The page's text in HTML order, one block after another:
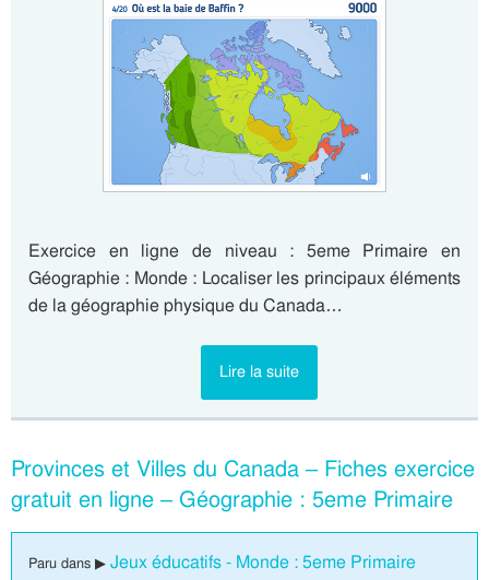
Exercice en ligne de niveau : 5eme Primaire en
Géographie : Monde : Localiser les principaux éléments
de la géographie physique du Canada…
Lire la suite
Provinces et Villes du Canada – Fiches exercice
gratuit en ligne – Géographie : 5eme Primaire
Paru dans ▶ Jeux éducatifs - Monde : 5eme Primaire